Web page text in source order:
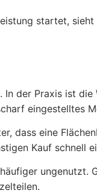
startet,
der Praxis ist
eingestelltes
dass eine
Kauf schnell
ungenutzt.